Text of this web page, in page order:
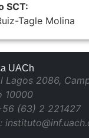
SCT:
Tagle Molina
UACh
Lagos 2086,
10000
(63) 2 221427